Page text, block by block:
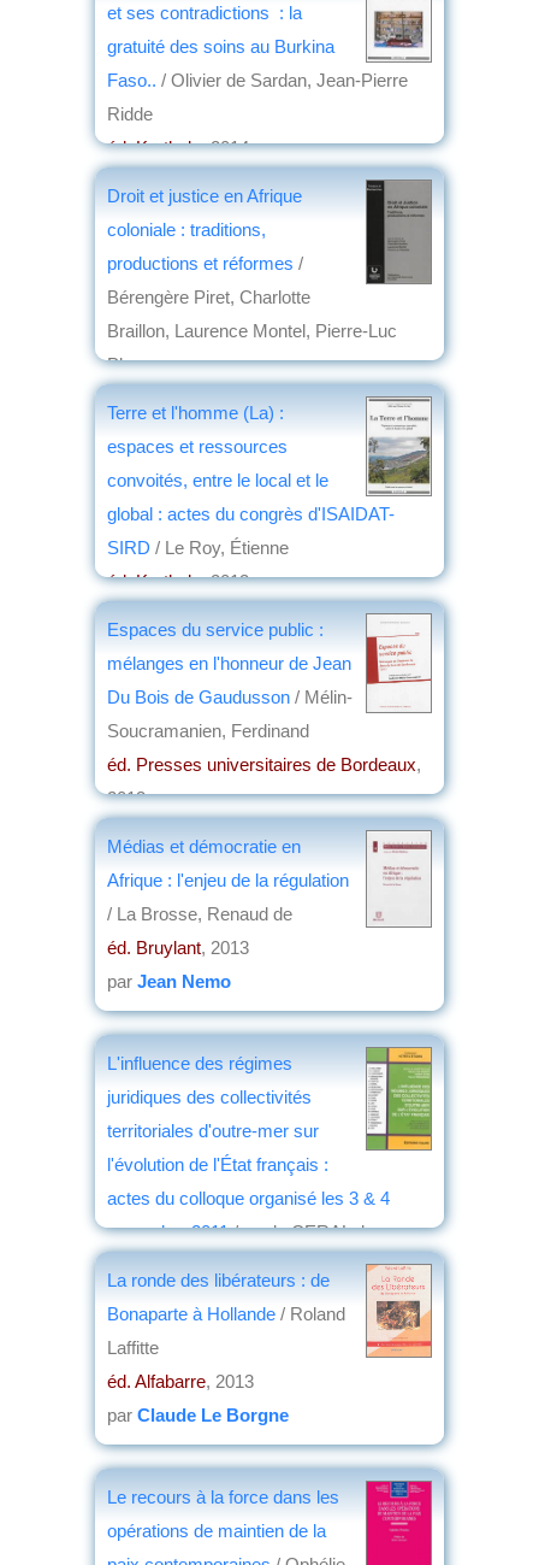
et ses contradictions : la
gratuité des soins au Burkina
Faso.. / Olivier de Sardan, Jean-Pierre
Ridde
éd. Karthala, 2014
Droit et justice en Afrique
coloniale : traditions,
productions et réformes /
Bérengère Piret, Charlotte
Braillon, Laurence Montel, Pierre-Luc
Plasman
Terre et l'homme (La) :
espaces et ressources
convoités, entre le local et le
global : actes du congrès d'ISAIDAT-
SIRD / Le Roy, Étienne
éd. Karthala, 2013
Espaces du service public :
mélanges en l'honneur de Jean
Du Bois de Gaudusson / Mélin-
Soucramanien, Ferdinand
éd. Presses universitaires de Bordeaux,
2013
Médias et démocratie en
Afrique : l'enjeu de la régulation
/ La Brosse, Renaud de
éd. Bruylant, 2013
par Jean Nemo
L'influence des régimes
juridiques des collectivités
territoriales d'outre-mer sur
l'évolution de l'État français :
actes du colloque organisé les 3 & 4
novembre 2011/ par le CERAL de
l'Université Paris 13 et le CRPLC de
l'Université des Antilles et de la Guyane ;
sous la direction de Pierre-Yves Chicot,...
La ronde des libérateurs : de
Bonaparte à Hollande / Roland
Laffitte
éd. Alfabarre, 2013
par Claude Le Borgne
Le recours à la force dans les
opérations de maintien de la